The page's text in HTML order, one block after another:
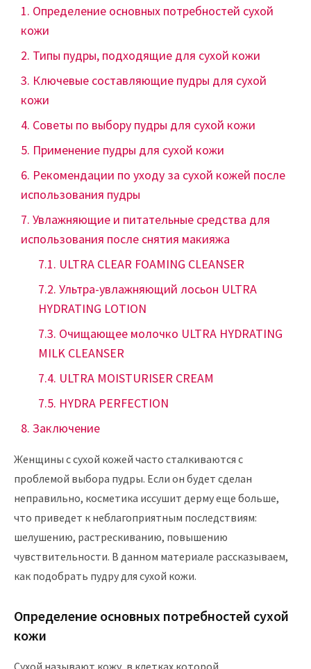
Определение основных потребностей сухой
кожи
Типы пудры, подходящие для сухой кожи
Ключевые составляющие пудры для сухой
кожи
Советы по выбору пудры для сухой кожи
Применение пудры для сухой кожи
Рекомендации по уходу за сухой кожей после
использования пудры
Увлажняющие и питательные средства для
использования после снятия макияжа
ULTRA CLEAR FOAMING CLEANSER
Ультра-увлажняющий лосьон ULTRA
HYDRATING LOTION
Очищающее молочко ULTRA HYDRATING
MILK CLEANSER
ULTRA MOISTURISER CREAM
HYDRA PERFECTION
Заключение
Женщины с сухой кожей часто сталкиваются с
проблемой выбора пудры. Если он будет сделан
неправильно, косметика иссушит дерму еще больше,
что приведет к неблагоприятным последствиям:
шелушению, растрескиванию, повышению
чувствительности. В данном материале рассказываем,
как подобрать пудру для сухой кожи.
Определение основных потребностей сухой
кожи
Сухой называют кожу, в клетках которой